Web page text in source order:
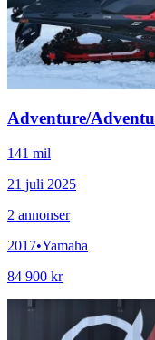
Adventure/
141 mil
21 juli 2025
2 annonser
2017•Yamaha
84 900 kr